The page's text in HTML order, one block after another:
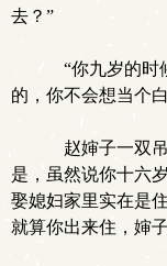
去？”
“你九岁的时
的，你不会想当个
赵婶子一双
是，虽然说你十六
娶媳妇家里实在是
就算你出来住，婶